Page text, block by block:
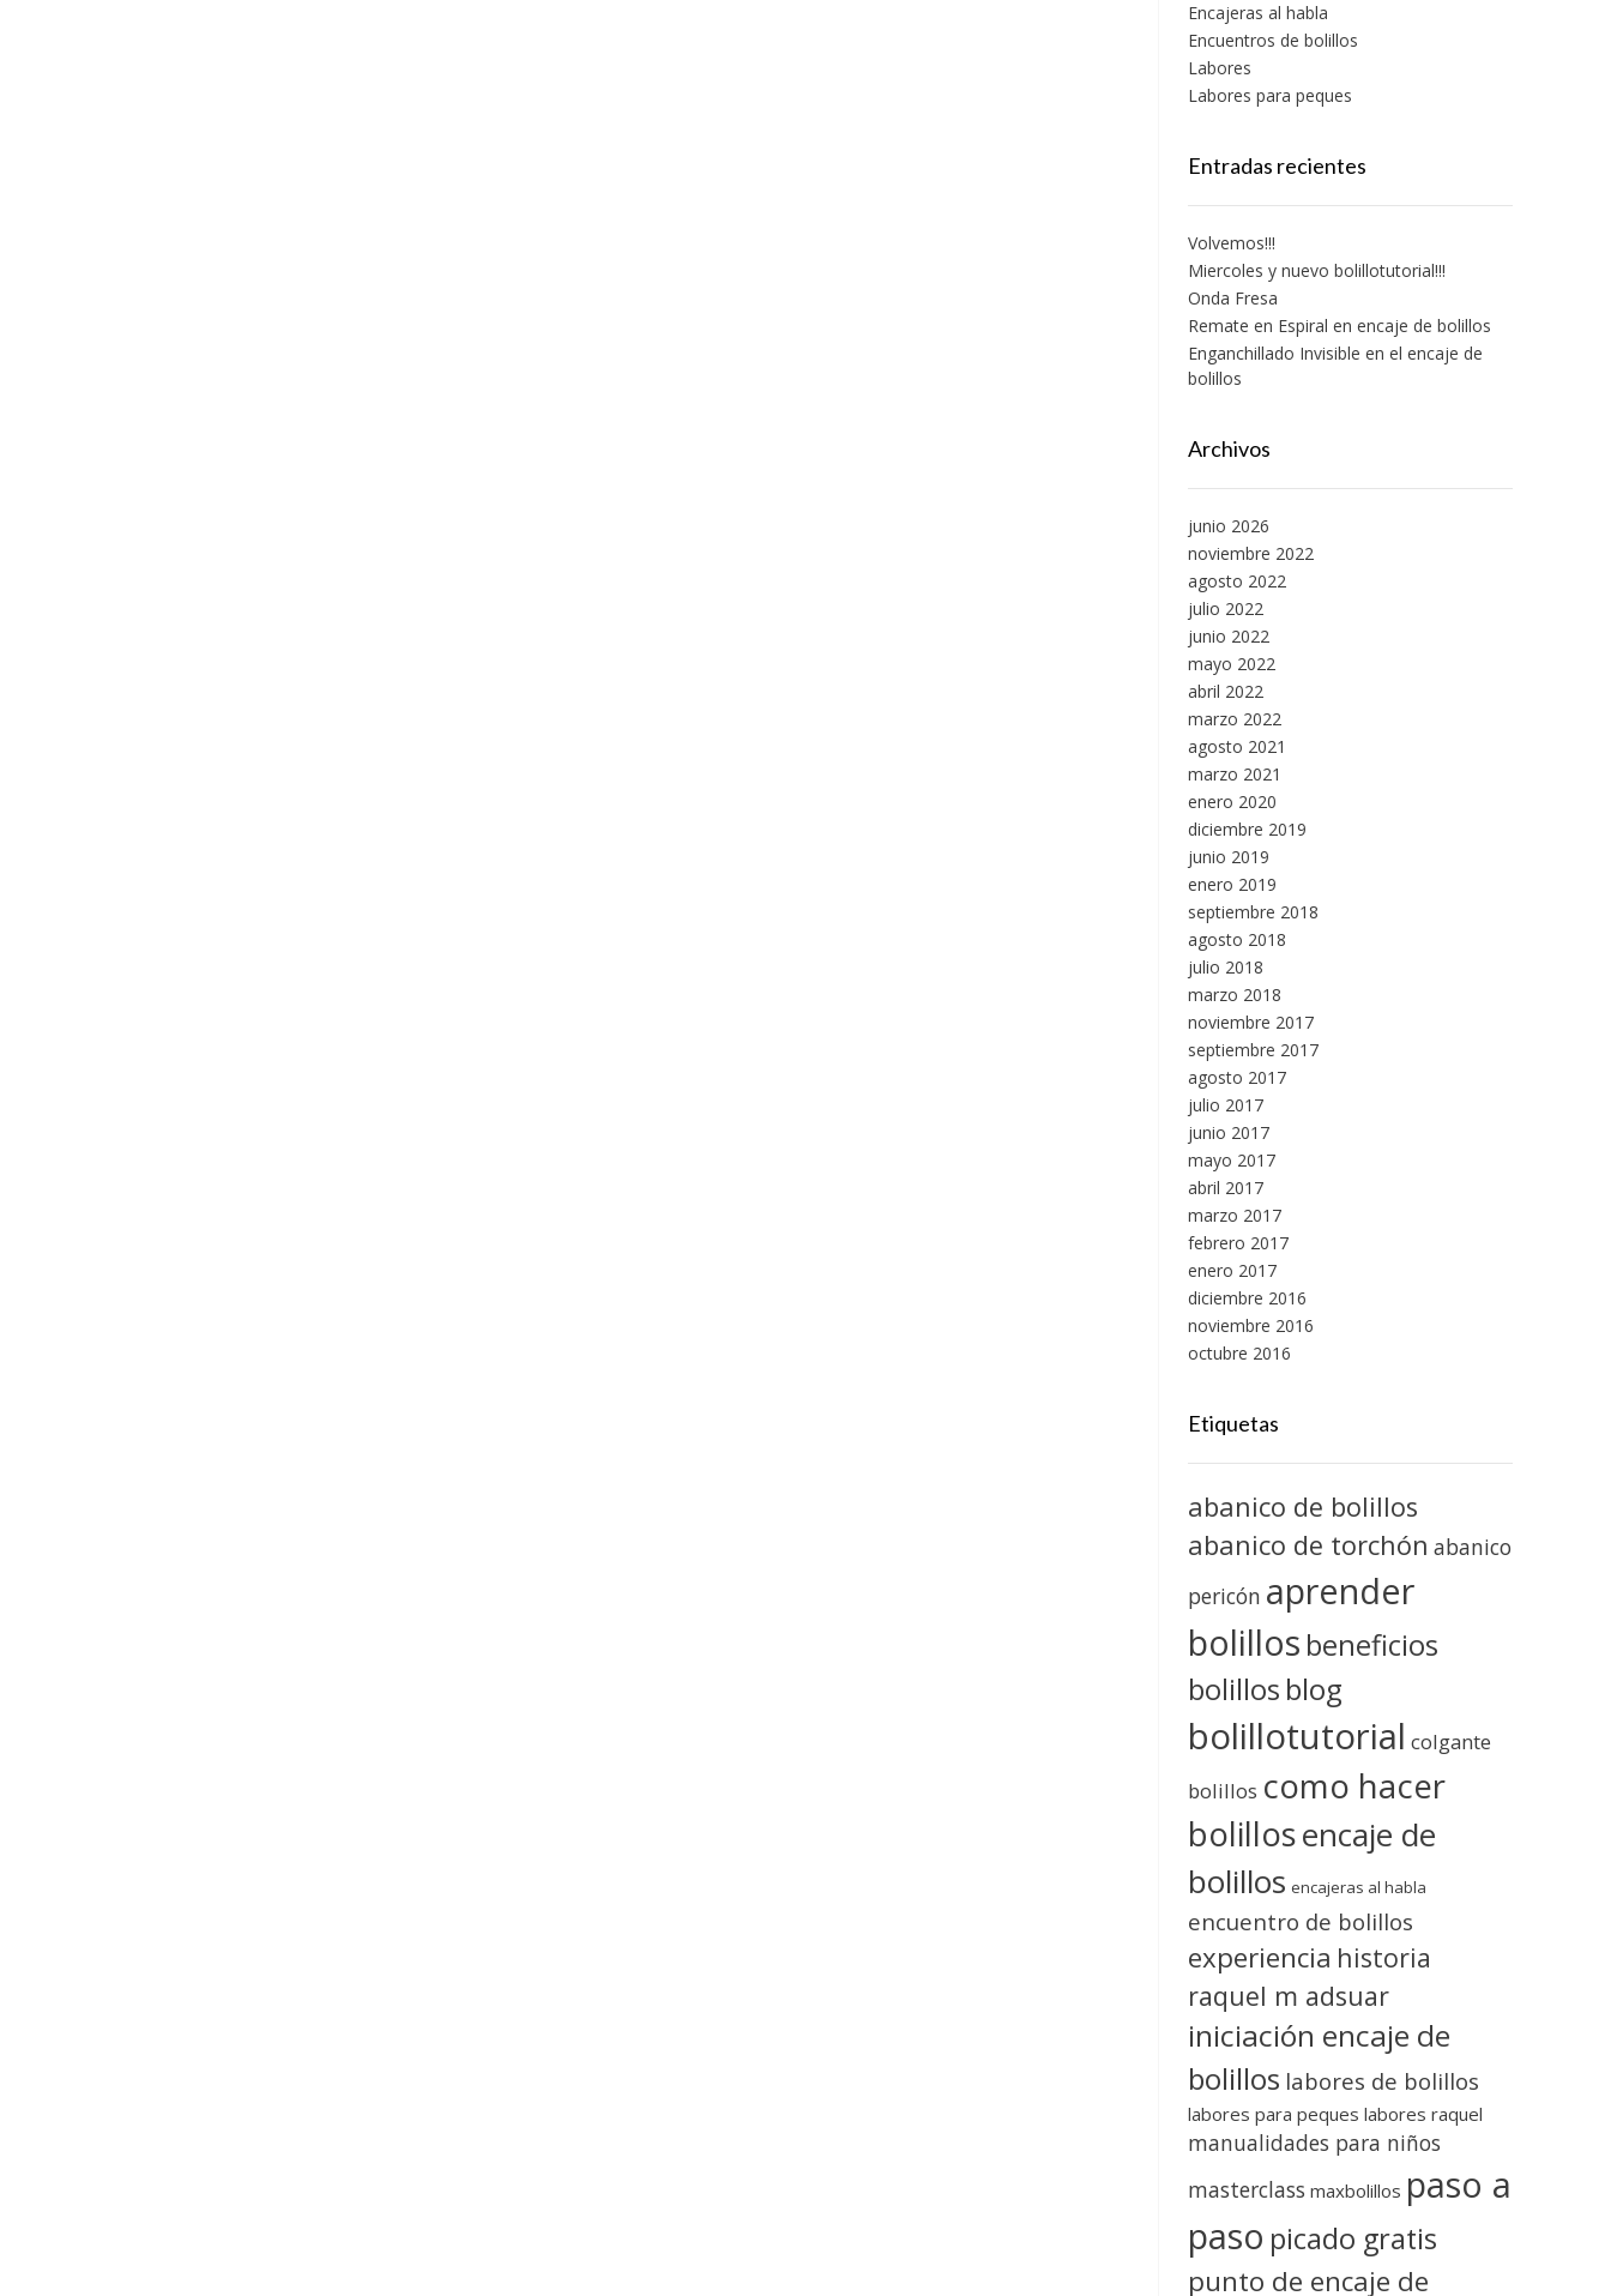
Encajeras al habla
Encuentros de bolillos
Labores
Labores para peques
Entradas recientes
Volvemos!!!
Miercoles y nuevo bolillotutorial!!!
Onda Fresa
Remate en Espiral en encaje de bolillos
Enganchillado Invisible en el encaje de
bolillos
Archivos
junio 2026
noviembre 2022
agosto 2022
julio 2022
junio 2022
mayo 2022
abril 2022
marzo 2022
agosto 2021
marzo 2021
enero 2020
diciembre 2019
junio 2019
enero 2019
septiembre 2018
agosto 2018
julio 2018
marzo 2018
noviembre 2017
septiembre 2017
agosto 2017
julio 2017
junio 2017
mayo 2017
abril 2017
marzo 2017
febrero 2017
enero 2017
diciembre 2016
noviembre 2016
octubre 2016
Etiquetas
abanico de bolillos
abanico de torchón abanico
pericón aprender
bolillos beneficios
bolillos blog
bolillotutorial colgante
bolillos como hacer
bolillosencaje de
bolillos encajeras al habla
encuentro de bolillos
experiencia historia
raquel m adsuar
iniciación encaje de
bolillos labores de bolillos
labores para peques labores raquel
manualidades para niños
masterclass maxbolillos paso a
paso picado gratis
punto de encaje de